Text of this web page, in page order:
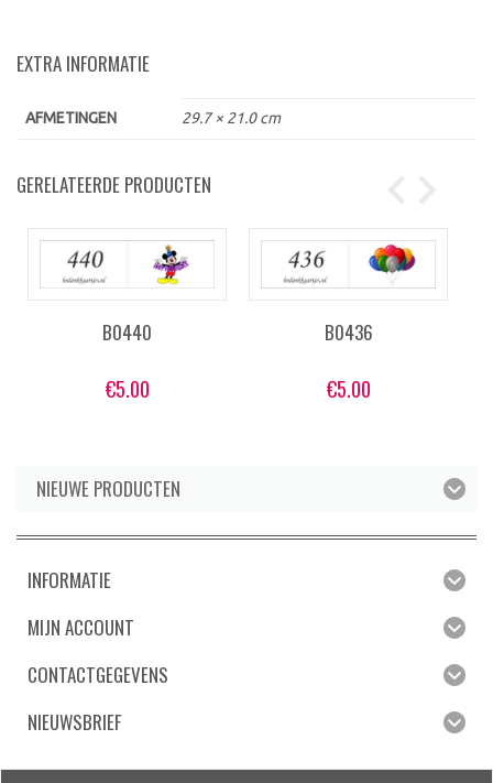
EXTRA INFORMATIE
AFMETINGEN 29.7 × 21.0 cm
GERELATEERDE PRODUCTEN
B0440
€5.00
B0436
€5.00
NIEUWE PRODUCTEN
INFORMATIE
MIJN ACCOUNT
CONTACTGEGEVENS
NIEUWSBRIEF